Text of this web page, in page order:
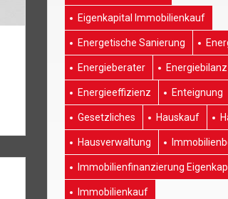
Eigenkapital Immobilienkauf
Energetische Sanierung
Energieberater Energiebilanz
Energieeffizienz Enteignung
Gesetzliches Hauskauf
Hausverwaltung
Immobilienfinanzierung
Immobilienkauf